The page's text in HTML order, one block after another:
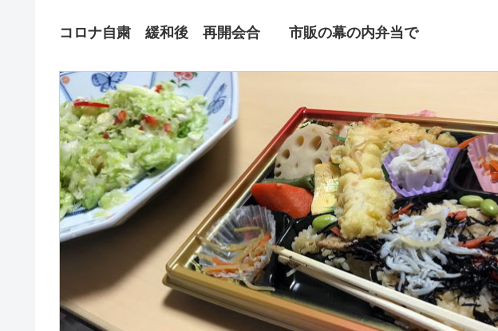
コロナ自粛 緩和後 再開会合 市販の幕の内弁当で